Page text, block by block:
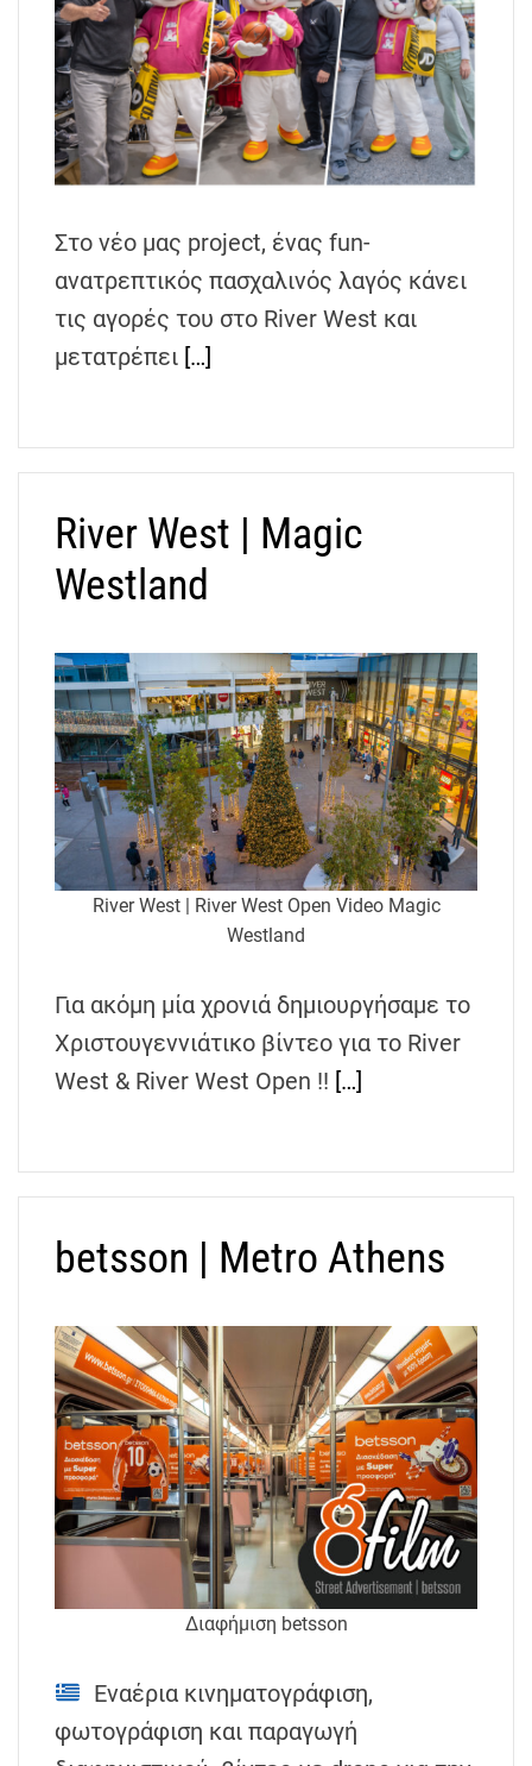
Στο νέο μας project, ένας fun-
ανατρεπτικός πασχαλινός λαγός κάνει
τις αγορές του στο River West και
μετατρέπει […]
River West | Magic
Westland
River West | River West Open Video Magic
Westland
Για ακόμη μία χρονιά δημιουργήσαμε το
Χριστουγεννιάτικο βίντεο για το River
West & River West Open !! […]
betsson | Metro Athens
Διαφήμιση betsson
Εναέρια κινηματογράφιση,
φωτογράφιση και παραγωγή